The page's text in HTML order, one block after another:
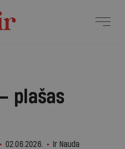
plašas
02.06.2026. Ir Nauda